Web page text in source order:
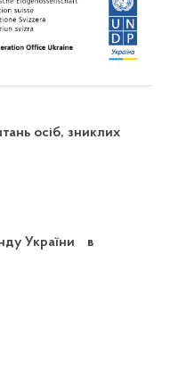
осіб, зниклих
України в